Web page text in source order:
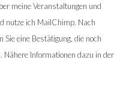
meine Veranstaltungen und
nutze ich MailChimp. Nach
eine Bestätigung, die noch
Informationen dazu in der